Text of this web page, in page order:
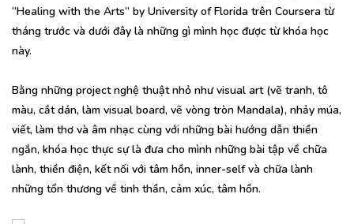
“Healing with the Arts” by University of Florida trên Coursera từ
tháng trước và dưới đây là những gì mình học được từ khóa học
này.
Bằng những project nghệ thuật nhỏ như visual art (vẽ tranh, tô
màu, cắt dán, làm visual board, vẽ vòng tròn Mandala), nhảy múa,
viết, làm thơ và âm nhạc cùng với những bài hướng dẫn thiền
ngắn, khóa học thực sự là đưa cho mình những bài tập về chữa
lành, thiền điện, kết nối với tâm hồn, inner-self và chữa lành
những tổn thương về tinh thần, cảm xúc, tâm hồn.